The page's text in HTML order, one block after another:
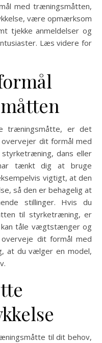
med træningsmåtten,
være opmærksom
tjekke anmeldelser og
Læs videre for
træningsmåtte, er det
dit formål med
dans eller
tænkt dig at bruge
vigtigt, at den
så den er behagelig at
stillinger. Hvis du
til styrketræning, er
tåle vægtstænger og
dit formål med
at du vælger en model,
til dit behov,